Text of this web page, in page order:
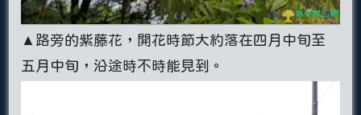
▲路旁的紫藤花，開花時節大約落在四月中旬至
五月中旬，沿途時不時能見到。